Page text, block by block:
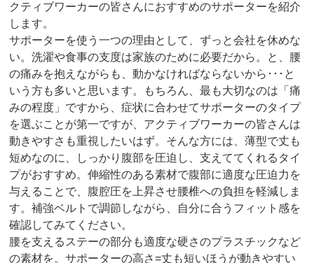
クティブワーカーの皆さんにおすすめのサポーターを紹介
します。
サポーターを使う一つの理由として、ずっと会社を休めな
い。洗濯や食事の支度は家族のために必要だから。と、腰
の痛みを抱えながらも、動かなければならないから･･･と
いう方も多いと思います。もちろん、最も大切なのは「痛
みの程度」ですから、症状に合わせてサポーターのタイプ
を選ぶことが第一ですが、アクティブワーカーの皆さんは
動きやすさも重視したいはず。そんな方には、薄型で丈も
短めなのに、しっかり腹部を圧迫し、支えててくれるタイ
プがおすすめ。伸縮性のある素材で腹部に適度な圧迫力を
与えることで、腹腔圧を上昇させ腰椎への負担を軽減しま
す。補強ベルトで調節しながら、自分に合うフィット感を
確認してみてください。
腰を支えるステーの部分も適度な硬さのプラスチックなど
の素材を。サポーターの高さ=丈も短いほうが動きやすい